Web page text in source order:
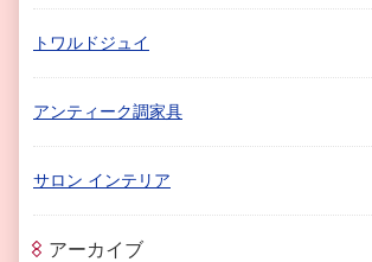
トワルドジュイ
アンティーク調家具
サロン インテリア
アーカイブ